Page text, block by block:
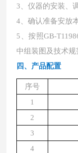
3、仪器的安装、
4、确认准备安放
5、按照GB-
中组装图及技术规
四、产品配置
序号
1
2
3
4